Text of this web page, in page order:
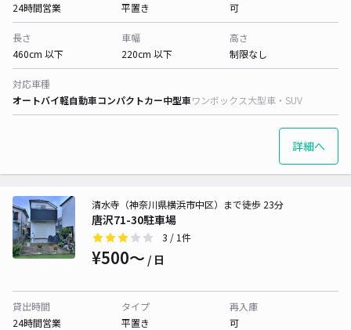
24時間営業
平置き
可
長さ
460cm 以下
車幅
220cm 以下
高さ
制限なし
対応車種
オートバイ軽自動車コンパクトカー中型車ワンボックス大型車・SUV
詳細へ
唐沢71-30駐車場
清水寺（神奈川県横浜市中区）まで徒歩 23分
3 / 1件
¥500〜 / 日
貸出時間
24時間営業
タイプ
平置き
再入庫
可